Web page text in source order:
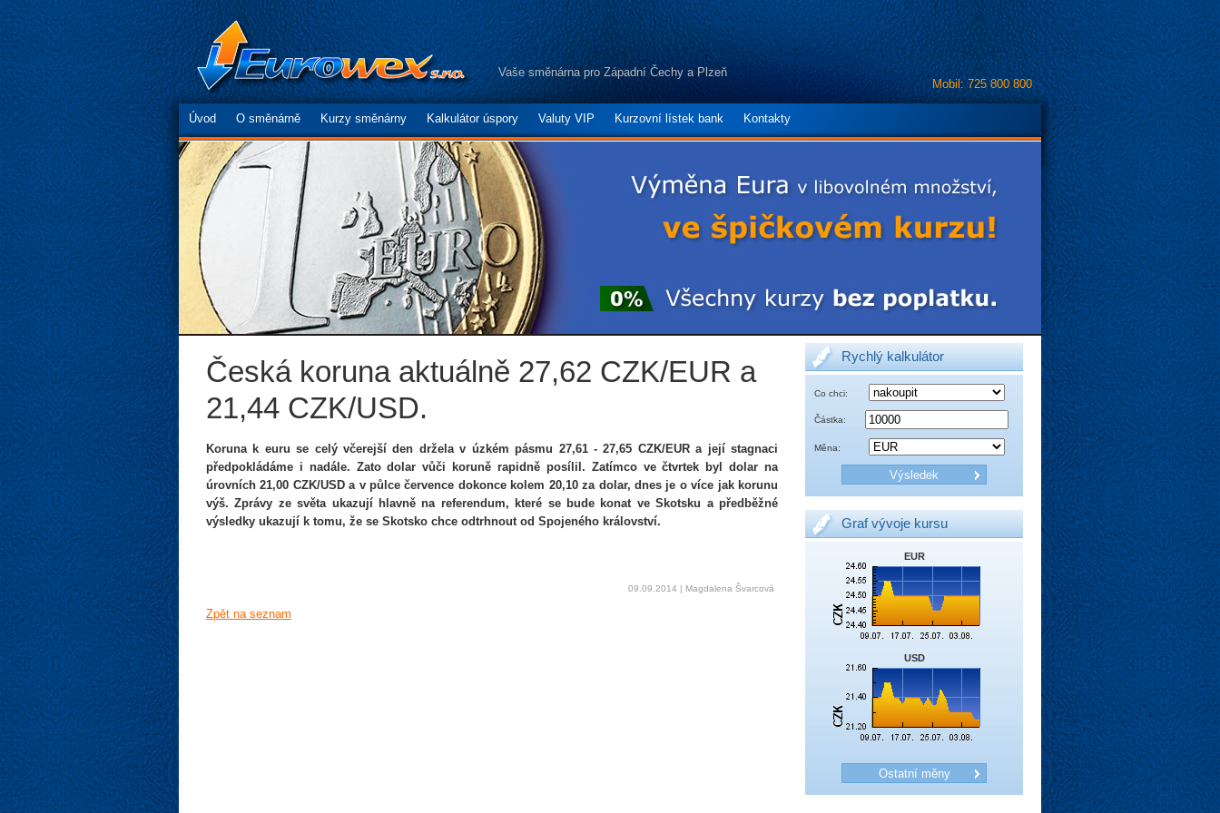
Vaše směnárna pro Západní Čechy a Plzeň
Mobil: 725 800 800
Úvod O směnárně Kurzy směnárny Kalkulátor úspory Valuty VIP Kurzovní lístek bank Kontakty
Česká koruna aktuálně 27,62 CZK/EUR a
21,44 CZK/USD.
Koruna k euru se celý včerejší den držela v úzkém pásmu 27,61 - 27,65 CZK/EUR a její stagnaci
předpokládáme i nadále. Zato dolar vůči koruně rapidně posílil. Zatímco ve čtvrtek byl dolar na
úrovních 21,00 CZK/USD a v půlce července dokonce kolem 20,10 za dolar, dnes je o více jak korunu
výš. Zprávy ze světa ukazují hlavně na referendum, které se bude konat ve Skotsku a předběžné
výsledky ukazují k tomu, že se Skotsko chce odtrhnout od Spojeného království.
09.09.2014 | Magdalena Švarcová
Zpět na seznam
Rychlý kalkulátor
Co chci:
Částka:
Měna:
Graf vývoje kursu
EUR
USD